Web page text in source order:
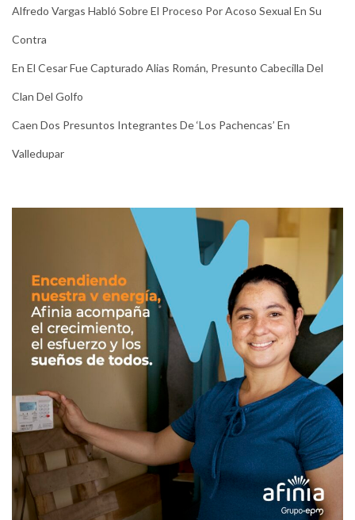
Alfredo Vargas Habló Sobre El Proceso Por Acoso Sexual En Su
Contra
En El Cesar Fue Capturado Alias Román, Presunto Cabecilla Del
Clan Del Golfo
Caen Dos Presuntos Integrantes De ‘Los Pachencas’ En
Valledupar